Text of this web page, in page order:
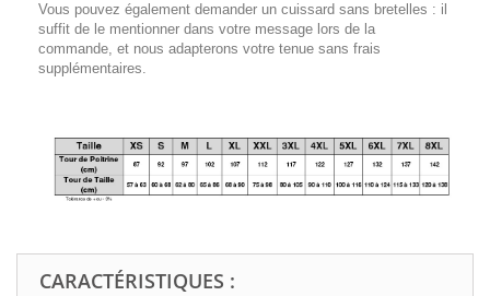
Vous pouvez également demander un cuissard sans bretelles : il
suffit de le mentionner dans votre message lors de la
commande, et nous adapterons votre tenue sans frais
supplémentaires.
CARACTÉRISTIQUES :